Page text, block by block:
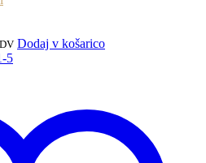
Dodaj v košarico